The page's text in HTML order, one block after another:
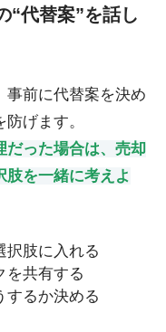
“代替案”を話し
事前に代替案を決め
げます。
だった場合は、売却
肢を一緒に考えよ
択肢に入れる
を共有する
するか決める